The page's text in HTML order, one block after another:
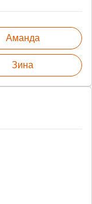
Аманда
Зина